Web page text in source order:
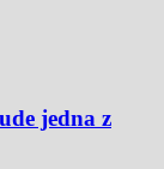
jedna z